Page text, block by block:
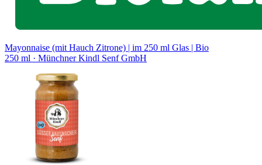
Mayonnaise (mit Hauch Zitrone) | im 250 ml Glas | Bio
250 ml · Münchner Kindl Senf GmbH